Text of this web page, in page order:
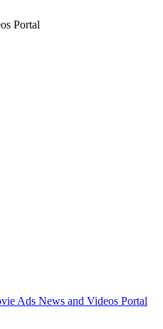
Portal
Ads News and Videos Portal